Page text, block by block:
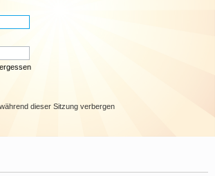
dieser Sitzung verbergen